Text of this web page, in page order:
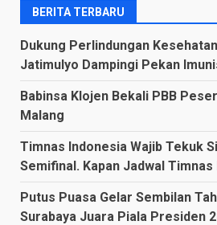
BERITA TERBARU
Dukung Perlindungan
Jatimulyo Dampingi Pekan
Babinsa Klojen Bekali PBB
Malang
Timnas Indonesia Wajib Tekuk
Semifinal. Kapan Jadwal Timnas
Putus Puasa Gelar Sembilan
Surabaya Juara Piala Presiden